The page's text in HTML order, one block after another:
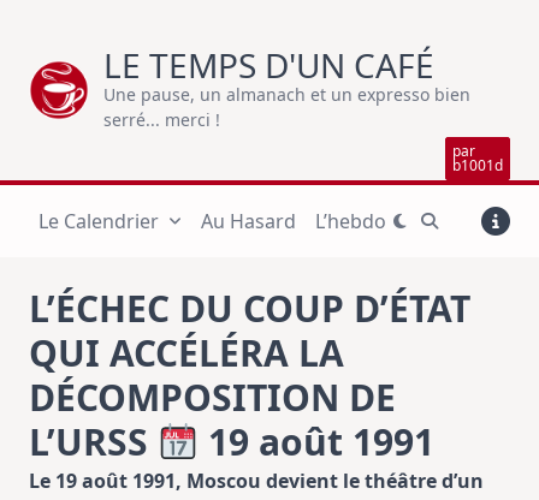
content
LE TEMPS D'UN CAFÉ
Une pause, un almanach et un expresso bien
serré... merci !
par
b1001d
Le Calendrier Au Hasard L’hebdo
L’ÉCHEC DU COUP D’ÉTAT
QUI ACCÉLÉRA LA
DÉCOMPOSITION DE
L’URSS
19 août 1991
Le 19 août 1991, Moscou devient le théâtre d’un